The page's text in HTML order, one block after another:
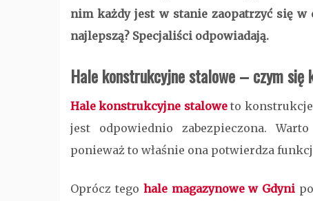
nim każdy jest w stanie zaopatrzyć się w
najlepszą? Specjaliści odpowiadają.
Hale konstrukcyjne stalowe – czym się
Hale konstrukcyjne staloweto
jest odpowiednio zabezpieczona.
ponieważ to właśnie ona potwierdza
Oprócz tego hale magazynowe w Gdyni